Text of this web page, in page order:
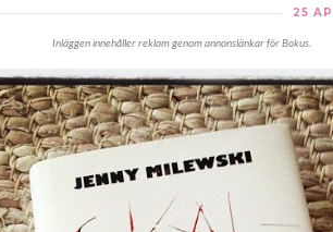
25
Inläggen innehåller reklam genom annonslänkar för Bokus.